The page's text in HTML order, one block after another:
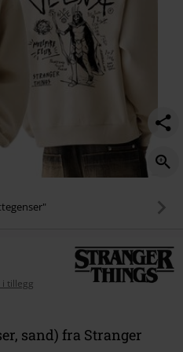
i tillegg
sand) fra Stranger